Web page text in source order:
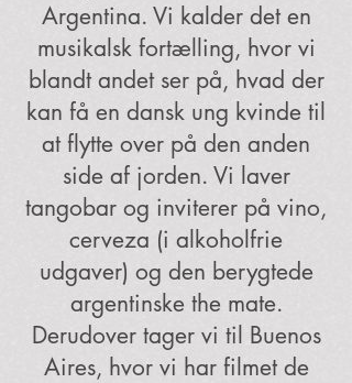
Argentina. Vi kalder det en
musikalsk fortælling, hvor vi
blandt andet ser på, hvad der
kan få en dansk ung kvinde til
at flytte over på den anden
side af jorden. Vi laver
tangobar og inviterer på vino,
cerveza (i alkoholfrie
udgaver) og den berygtede
argentinske the mate.
Derudover tager vi til Buenos
Aires, hvor vi har filmet de